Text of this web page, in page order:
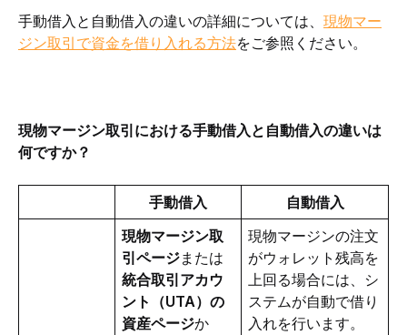
手動借入と自動借入の違いの詳細については、 現物マー
ジン取引で資金を借り入れる方法をご参照ください。
現物マージン取引における手動借入と自動借入の違いは
何ですか？
手動借入 自動借入
現物マージン取
引ページまたは
統合取引アカウ
ント（UTA）の
資産ページか
現物マージンの注文
がウォレット残高を
上回る場合には、シ
ステムが自動で借り
入れを行います。